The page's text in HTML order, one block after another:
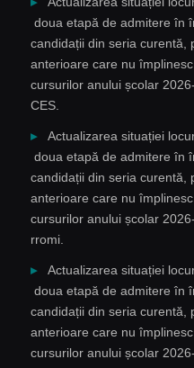
doua etapă de admitere în
candidații din seria curentă,
anterioare care nu
cursurilor anului școlar
CES.
Actualizarea situației
doua etapă de admitere în
candidații din seria curentă,
anterioare care nu
cursurilor anului școlar
rromi.
Actualizarea situației
doua etapă de admitere în
candidații din seria curentă,
anterioare care nu
cursurilor anului școlar